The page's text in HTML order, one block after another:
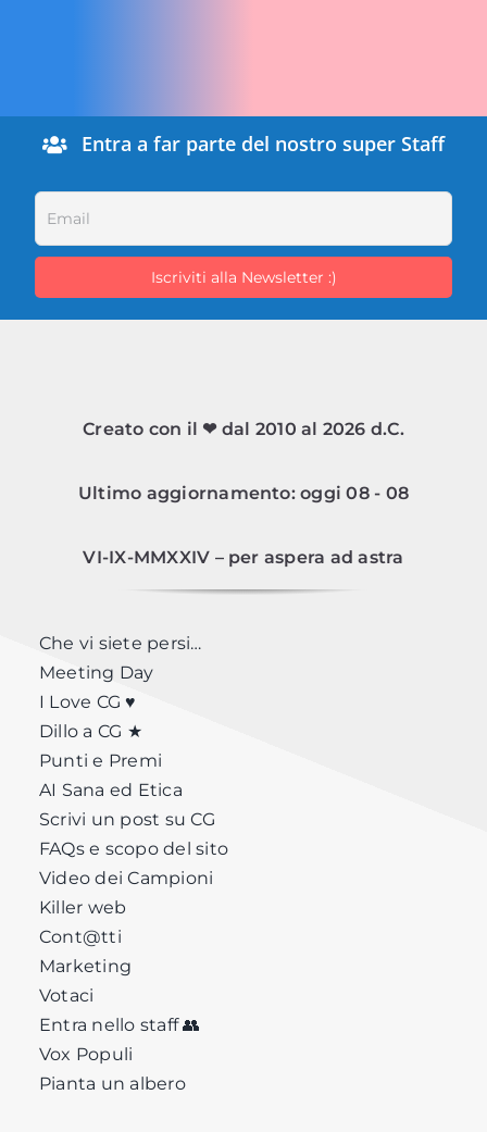
Entra a far parte del nostro super Staff
Creato con il ❤ dal 2010 al 2026 d.C.
Ultimo aggiornamento: oggi 08 - 08
VI-IX-MMXXIV – per aspera ad astra
Che vi siete persi…
Meeting Day
I Love CG ♥
Dillo a CG ★
Punti e Premi
AI Sana ed Etica
Scrivi un post su CG
FAQs e scopo del sito
Video dei Campioni
Killer web
Cont@tti
Marketing
Votaci
Entra nello staff 👥
Vox Populi
Pianta un albero